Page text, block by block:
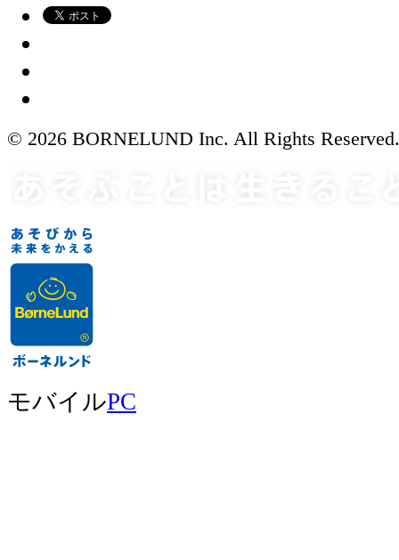
© 2026 BORNELUND Inc. All Rights Reserved.
モバイルPC